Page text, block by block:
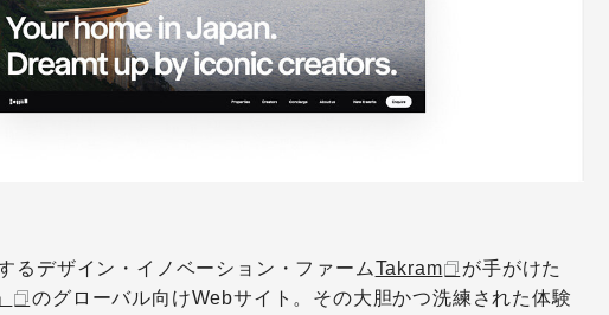
るデザイン・イノベーション・ファームTakram
が手がけた
のグローバル向けWebサイト。その大胆かつ洗練された体験